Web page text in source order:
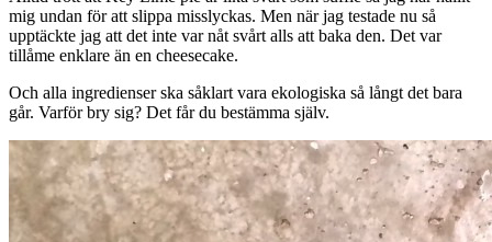
mig undan för att slippa misslyckas. Men när jag testade nu så
upptäckte jag att det inte var nåt svårt alls att baka den. Det var
tillåme enklare än en cheesecake.
Och alla ingredienser ska såklart vara ekologiska så långt det bara
går. Varför bry sig? Det får du bestämma själv.